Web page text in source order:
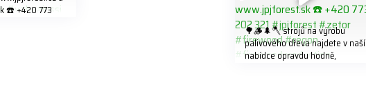
☎️ +420 773
🌳🪵🌲🪓 strojů na výrobu
palivového dřeva najdete v naší
nabídce opravdu hodně,